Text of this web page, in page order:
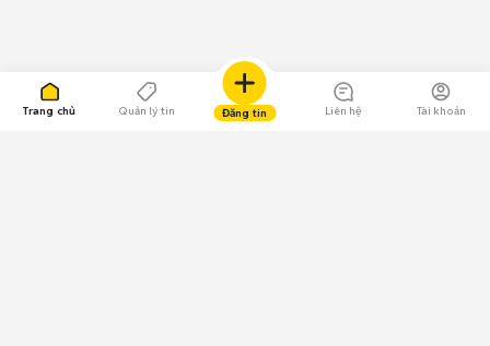
Trang chủ Quản lý tin Đăng tin Liên hệ Tài khoản